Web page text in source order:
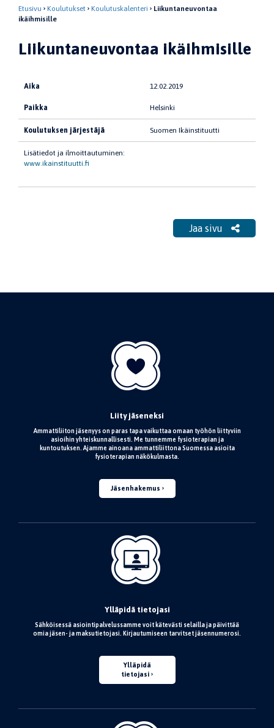
Etusivu Koulutukset Koulutuskalenteri
Liikuntaneuvontaa
ikäihmisille
Liikuntaneuvontaa ikäihmisille
Aika 12.02.2019
Paikka Helsinki
Koulutuksen järjestäjä Suomen Ikäinstituutti
Lisätiedot ja ilmoittautuminen:
www.ikainstituutti.fi
Jaa sivu
Liity jäseneksi
Ammattiliiton jäsenyys on paras tapa vaikuttaa omaan työhön liittyviin
asioihin yhteiskunnallisesti. Me tunnemme fysioterapian ja
kuntoutuksen. Ajamme ainoana ammattiliittona Suomessa asioita
fysioterapian näkökulmasta.
Jäsenhakemus
Ylläpidä tietojasi
Sähköisessä asiointipalvelussamme voit kätevästi selailla ja päivittää
omia jäsen- ja maksutietojasi. Kirjautumiseen tarvitset jäsennumerosi.
Ylläpidä
tietojasi